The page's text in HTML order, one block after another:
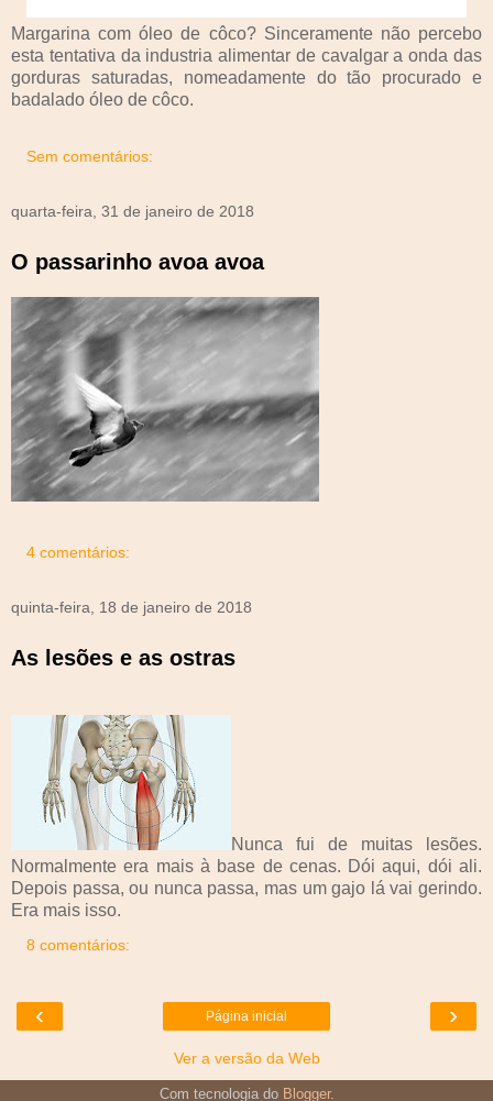
Margarina com óleo de côco? Sinceramente não percebo
esta tentativa da industria alimentar de cavalgar a onda das
gorduras saturadas, nomeadamente do tão procurado e
badalado óleo de côco.
Sem comentários:
quarta-feira, 31 de janeiro de 2018
O passarinho avoa avoa
4 comentários:
quinta-feira, 18 de janeiro de 2018
As lesões e as ostras
Nunca fui de muitas lesões.
Normalmente era mais à base de cenas. Dói aqui, dói ali.
Depois passa, ou nunca passa, mas um gajo lá vai gerindo.
Era mais isso.
8 comentários:
‹ ›
Página inicial
Ver a versão da Web
Com tecnologia do Blogger.